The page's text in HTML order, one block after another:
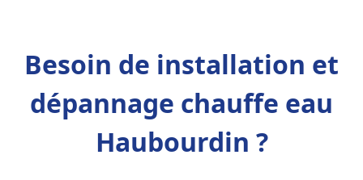
Besoin de installation et
dépannage chauffe eau
Haubourdin ?